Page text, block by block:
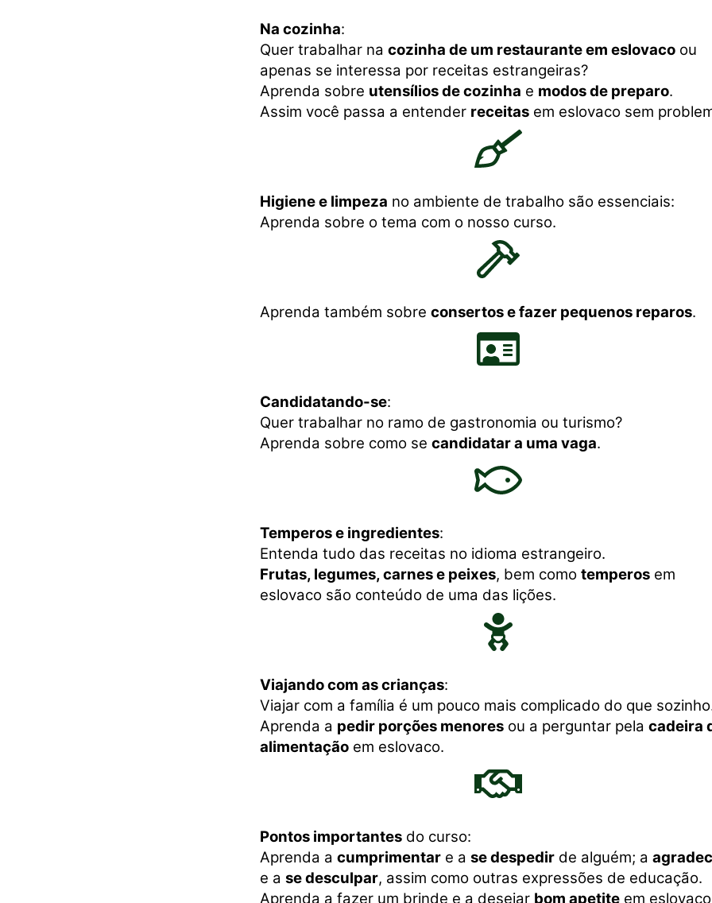
Na cozinha:
Quer trabalhar na cozinha de um restaurante em eslovaco ou
apenas se interessa por receitas estrangeiras?
Aprenda sobre utensílios de cozinha e modos de preparo.
Assim você passa a entender receitas em eslovaco sem
Higiene e limpeza no ambiente de trabalho são essenciais:
Aprenda sobre o tema com o nosso curso.
Aprenda também sobre consertos e fazer pequenos reparos.
Candidatando-se:
Quer trabalhar no ramo de gastronomia ou turismo?
Aprenda sobre como se candidatar a uma vaga.
Temperos e ingredientes:
Entenda tudo das receitas no idioma estrangeiro.
Frutas, legumes, carnes e peixes, bem como temperos em
eslovaco são conteúdo de uma das lições.
Viajando com as crianças:
Viajar com a família é um pouco mais complicado do que
Aprenda a pedir porções menores ou a perguntar pela cadeira
alimentação em eslovaco.
Pontos importantes do curso:
Aprenda a cumprimentar e a se despedir de alguém; a
e a se desculpar, assim como outras expressões de educação.
Aprenda a fazer um brinde e a desejar bom apetite em